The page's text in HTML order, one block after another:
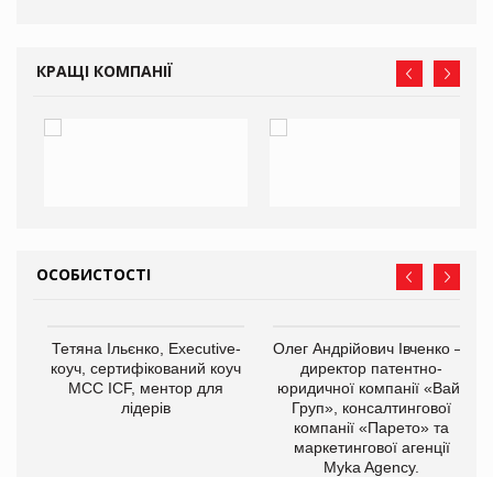
КРАЩІ КОМПАНІЇ
ОСОБИСТОСТІ
Тетяна Ільєнко, Executive-
коуч, сертифікований коуч
МСС ICF, ментор для
лідерів
Олег Андрійович Івченко —
директор патентно-
юридичної компанії «Вайз
Груп», консалтингової
компанії «Парето» та
маркетингової агенції
Myka Agency.